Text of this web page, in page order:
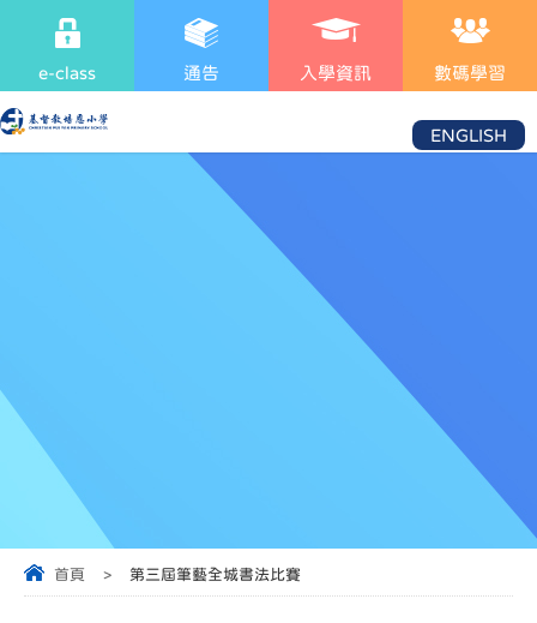
e-class 通告 入學資訊 數碼學習
ENGLISH
首頁 > 第三屆筆藝全城書法比賽